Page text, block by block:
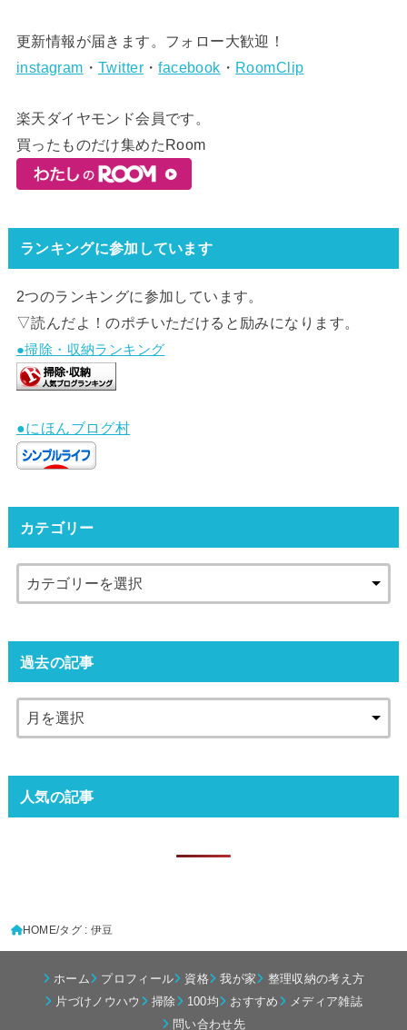
更新情報が届きます。フォロー大歓迎！
instagram ・Twitter・facebook ・ RoomClip
楽天ダイヤモンド会員です。
買ったものだけ集めたRoom
ランキングに参加しています
2つのランキングに参加しています。
▽読んだよ！のポチいただけると励みになります。
●掃除・収納ランキング
●にほんブログ村
カテゴリー
過去の記事
人気の記事
HOME タグ : 伊豆
ホーム プロフィール 資格 我が家
整理収納の考え方
片づけノウハウ
掃除 100均 おすすめ
メディア雑誌
問い合わせ先